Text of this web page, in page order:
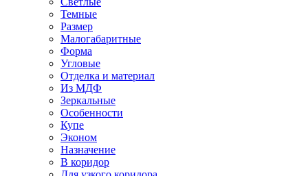
Темные
Размер
Малогабаритные
Форма
Угловые
Отделка и материал
Из МДФ
Зеркальные
Особенности
Купе
Эконом
Назначение
В коридор